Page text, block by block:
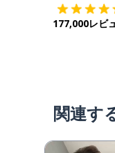
177,000レビ
関連す